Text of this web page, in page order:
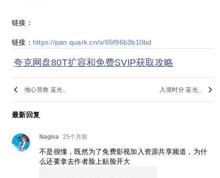
链接：
链接： https://pan.quark.cn/s/65f96b3b10bd
夸克网盘80T扩容和免费SVIP获取攻略
keyboard_arrow_left 地心营救 蓝光.. 入境时分 蓝光.. keyboard_arrow_right
最新回复
Nagisa 25个月前
不是很懂，既然为了免费影视加入资源共享频道，为什
么还要拿去作者脸上贴脸开大